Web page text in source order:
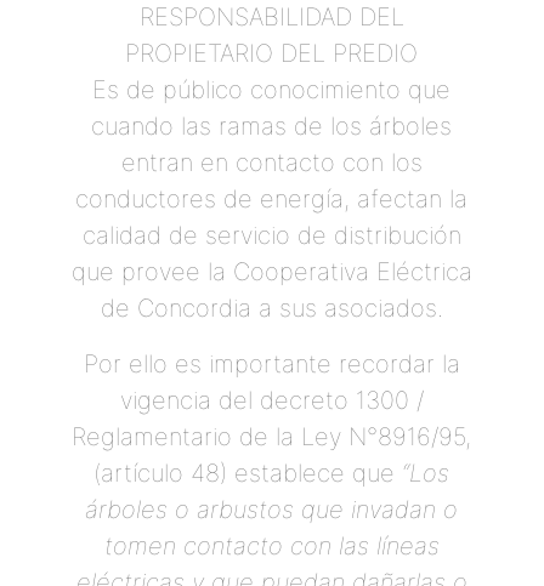
RESPONSABILIDAD DEL
PROPIETARIO DEL PREDIO
Es de público conocimiento que
cuando las ramas de los árboles
entran en contacto con los
conductores de energía, afectan la
calidad de servicio de distribución
que provee la Cooperativa Eléctrica
de Concordia a sus asociados.
Por ello es importante recordar la
vigencia del decreto 1300 /
Reglamentario de la Ley N°8916/95,
(artículo 48) establece que “Los
árboles o arbustos que invadan o
tomen contacto con las líneas